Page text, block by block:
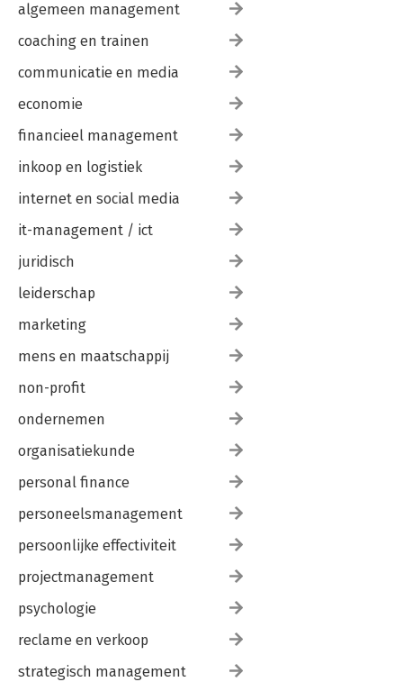
algemeen management
coaching en trainen
communicatie en media
economie
financieel management
inkoop en logistiek
internet en social media
it-management / ict
juridisch
leiderschap
marketing
mens en maatschappij
non-profit
ondernemen
organisatiekunde
personal finance
personeelsmanagement
persoonlijke effectiviteit
projectmanagement
psychologie
reclame en verkoop
strategisch management